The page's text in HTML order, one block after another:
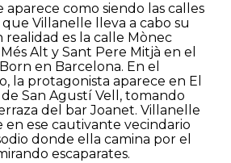
aparece como siendo las calles
que Villanelle lleva a cabo su
realidad es la calle Mònec
Alt y Sant Pere Mitjà en el
en Barcelona. En el
la protagonista aparece en El
San Agustí Vell, tomando
del bar Joanet. Villanelle
en ese cautivante vecindario
donde ella camina por el
escaparates.